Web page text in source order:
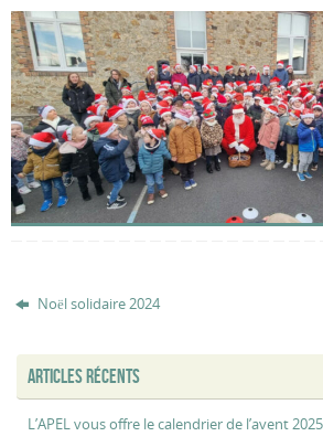
Noël solidaire 2024
ARTICLES RÉCENTS
L’APEL vous offre le calendrier de l’avent 2025